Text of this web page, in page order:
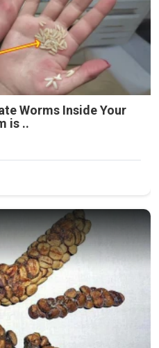
Worms Inside Your
is ..